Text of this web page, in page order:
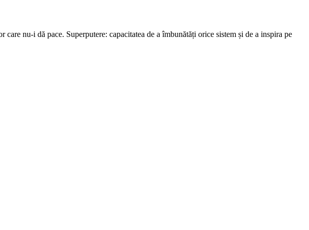
nu-i dă pace. Superputere: capacitatea de a îmbunătăți orice sistem și de a inspira pe